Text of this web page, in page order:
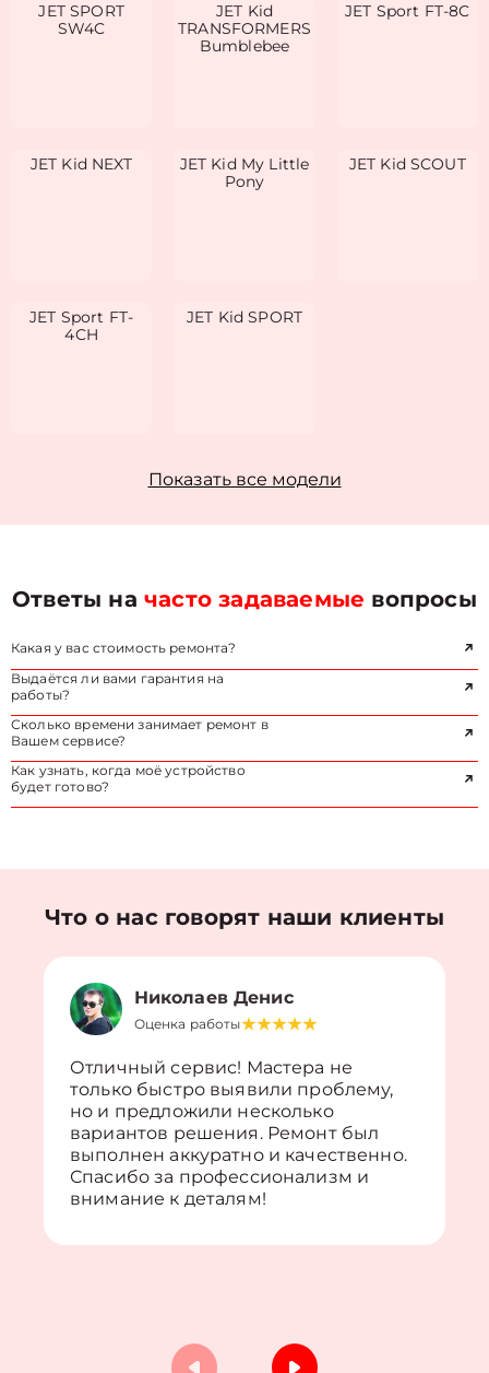
JET SPORT
SW4C
JET Kid
TRANSFORMERS
Bumblebee
JET Sport FT-8C
JET Kid NEXT
JET Kid My Little
Pony
JET Kid SCOUT
JET Sport FT-
4CH
JET Kid SPORT
Показать все модели
Ответы начасто задаваемые вопросы
Какая у вас стоимость ремонта?
Выдаётся ли вами гарантия на
работы?
Сколько времени занимает ремонт в
Вашем сервисе?
Как узнать, когда моё устройство
будет готово?
Что о нас говорят наши клиенты
Николаев Денис
Оценка работы
Отличный сервис! Мастера не
только быстро выявили проблему,
но и предложили несколько
вариантов решения. Ремонт был
выполнен аккуратно и качественно.
Спасибо за профессионализм и
внимание к деталям!